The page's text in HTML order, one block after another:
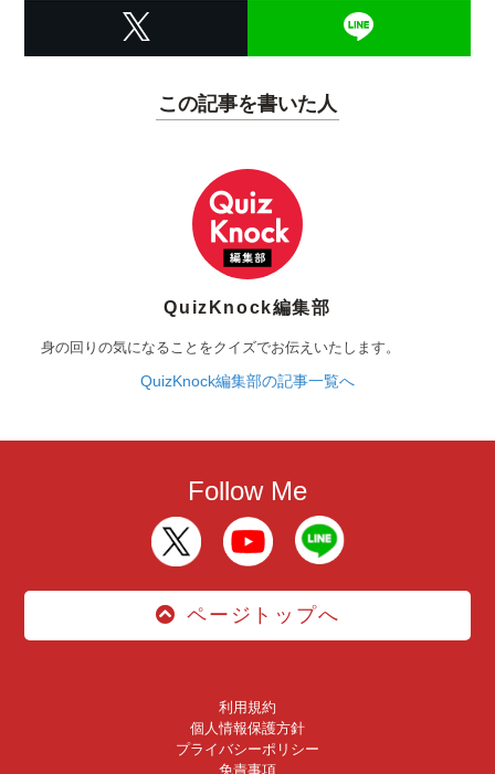
この記事を書いた人
QuizKnock編集部
身の回りの気になることをクイズでお伝えいたします。
QuizKnock編集部の記事一覧へ
Follow Me
ページトップへ
利用規約
個人情報保護方針
プライバシーポリシー
免責事項